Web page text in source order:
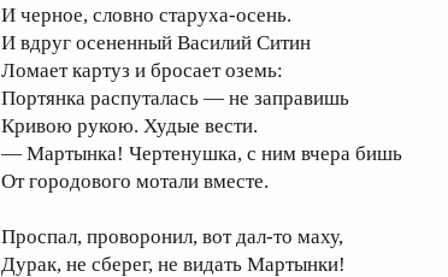
И черное, словно старуха-осень.
И вдруг осененный Василий Ситин
Ломает картуз и бросает оземь:
Портянка распуталась — не заправишь
Кривою рукою. Худые вести.
— Мартынка! Чертенушка, с ним вчера бишь
От городового мотали вместе.
Проспал, проворонил, вот дал-то маху,
Дурак, не сберег, не видать Мартынки!